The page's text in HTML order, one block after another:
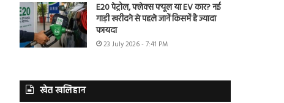
E20 पेट्रोल, फ्लेक्स फ्यूल या EV कार? नई
गाड़ी खरीदने से पहले जानें किसमें है ज्यादा
फायदा
23 July 2026 - 7:41 PM
खेत खलिहान